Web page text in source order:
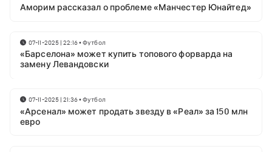
Аморим рассказал о проблеме «Манчестер Юнайтед»
07-11-2025 | 22:16•Футбол
«Барселона» может купить топового форварда на
замену Левандовски
07-11-2025 | 21:36•Футбол
«Арсенал» может продать звезду в «Реал» за 150 млн
евро